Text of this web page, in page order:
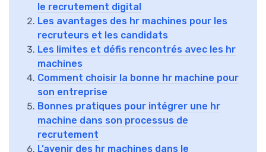
le recrutement digital
Les avantages des hr machines pour les
recruteurs et les candidats
Les limites et défis rencontrés avec les hr
machines
Comment choisir la bonne hr machine pour
son entreprise
Bonnes pratiques pour intégrer une hr
machine dans son processus de
recrutement
L’avenir des hr machines dans le